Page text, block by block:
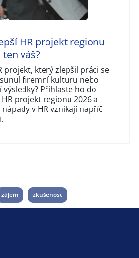
HR projekt regionu
váš?
projekt, který zlepšil práci se
firemní kulturu nebo
Přihlaste ho do
projekt regionu 2026 a
v HR vznikají napříč
zájem zkušenost